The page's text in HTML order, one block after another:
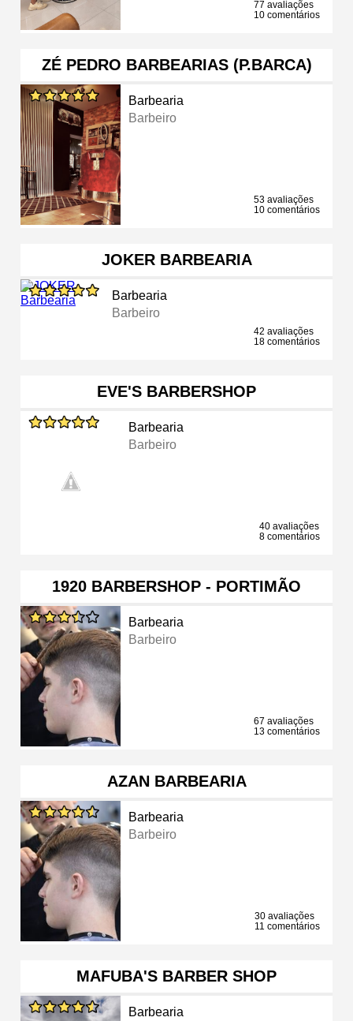
77 avaliações
10 comentários
ZÉ PEDRO BARBEARIAS (P.BARCA)
Barbearia
Barbeiro
53 avaliações
10 comentários
JOKER BARBEARIA
Barbearia
Barbeiro
42 avaliações
18 comentários
EVE'S BARBERSHOP
Barbearia
Barbeiro
40 avaliações
8 comentários
1920 BARBERSHOP - PORTIMÃO
Barbearia
Barbeiro
67 avaliações
13 comentários
AZAN BARBEARIA
Barbearia
Barbeiro
30 avaliações
11 comentários
MAFUBA'S BARBER SHOP
Barbearia